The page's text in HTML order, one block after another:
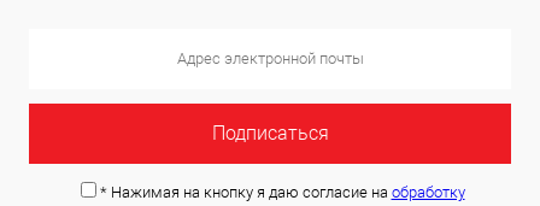
* Нажимая на кнопку я даю согласие на обработку